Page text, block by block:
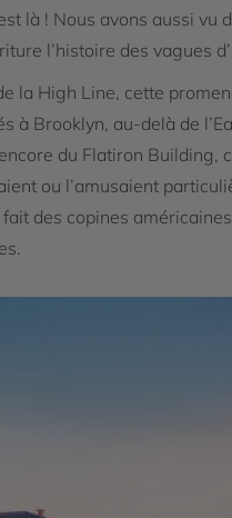
là ! Nous avons aussi
l’histoire des vagues
la High Line, cette
à Brooklyn, au-delà de
du Flatiron
ou l’amusaient
des copines